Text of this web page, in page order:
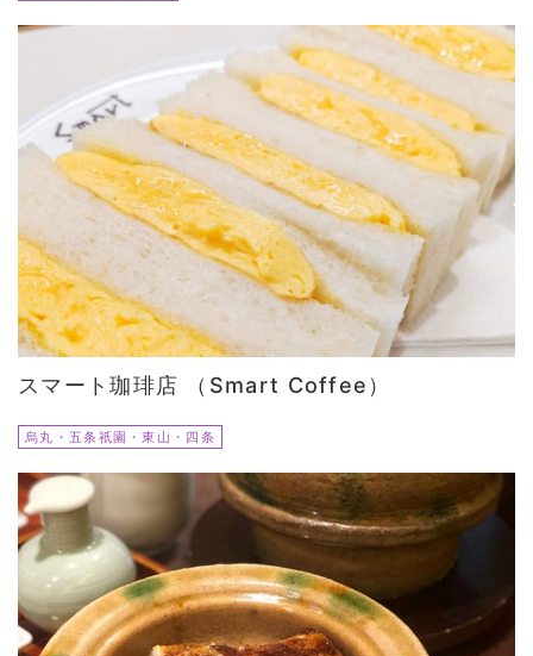
スマート珈琲店 （Smart Coffee）
烏丸・五条祇園・東山・四条